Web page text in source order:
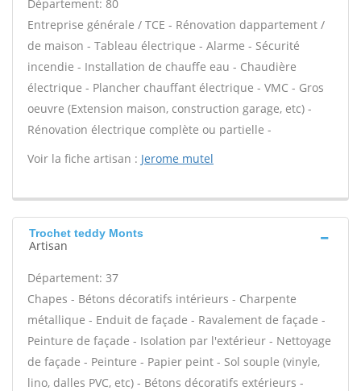
Département: 80
Entreprise générale / TCE - Rénovation dappartement /
de maison - Tableau électrique - Alarme - Sécurité
incendie - Installation de chauffe eau - Chaudière
électrique - Plancher chauffant électrique - VMC - Gros
oeuvre (Extension maison, construction garage, etc) -
Rénovation électrique complète ou partielle -
Voir la fiche artisan : Jerome mutel
Trochet teddy Monts
Artisan
Département: 37
Chapes - Bétons décoratifs intérieurs - Charpente
métallique - Enduit de façade - Ravalement de façade -
Peinture de façade - Isolation par l'extérieur - Nettoyage
de façade - Peinture - Papier peint - Sol souple (vinyle,
lino, dalles PVC, etc) - Bétons décoratifs extérieurs -